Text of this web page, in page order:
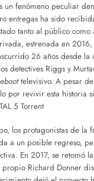
un fenómeno peculiar
entregas ha sido
tanto al público como
estrenada en
26 años desde la
detectives Riggs y
televisivo. A pesar
por revivir esta historia
5 Torrent
los protagonistas de la
a un posible regreso,
En 2017, se retomó
propio Richard Donner